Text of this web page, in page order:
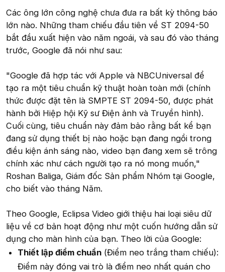
Các ông lớn công nghệ chưa đưa ra bất kỳ thông báo
lớn nào. Những tham chiếu đầu tiên về ST 2094-50
bắt đầu xuất hiện vào năm ngoái, và sau đó vào tháng
trước, Google đã nói như sau:
"Google đã hợp tác với Apple và NBCUniversal để
tạo ra một tiêu chuẩn kỹ thuật hoàn toàn mới (chính
thức được đặt tên là SMPTE ST 2094-50, được phát
hành bởi Hiệp hội Kỹ sư Điện ảnh và Truyền hình).
Cuối cùng, tiêu chuẩn này đảm bảo rằng bất kể bạn
đang sử dụng thiết bị nào hoặc bạn đang ngồi trong
điều kiện ánh sáng nào, video bạn đang xem sẽ trông
chính xác như cách người tạo ra nó mong muốn,"
Roshan Baliga, Giám đốc Sản phẩm Nhóm tại Google,
cho biết vào tháng Năm.
Theo Google, Eclipsa Video giới thiệu hai loại siêu dữ
liệu về cơ bản hoạt động như một cuốn hướng dẫn sử
dụng cho màn hình của bạn. Theo lời của Google:
Thiết lập điểm chuẩn (Điểm neo trắng tham chiếu):
Điểm này đóng vai trò là điểm neo nhất quán cho